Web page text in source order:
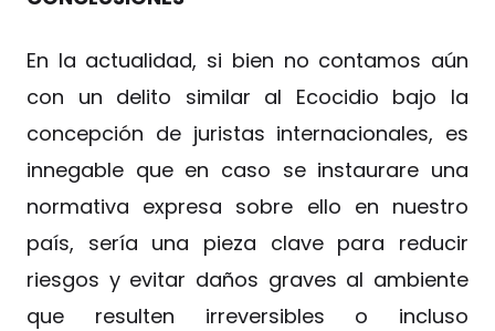
En la actualidad, si bien no contamos aún
con un delito similar al Ecocidio bajo la
concepción de juristas internacionales, es
innegable que en caso se instaurare una
normativa expresa sobre ello en nuestro
país, sería una pieza clave para reducir
riesgos y evitar daños graves al ambiente
que resulten irreversibles o incluso